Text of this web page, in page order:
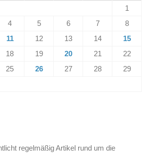
1
4 5 6 7
8
11 12 13 14
15
18 19 20 21
22
25 26 27 28
29
regelmäßig Artikel rund um die